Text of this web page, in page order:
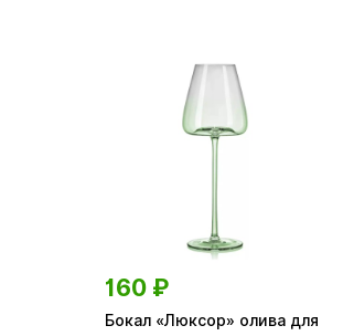
160 ₽
Бокал «Люксор» олива для